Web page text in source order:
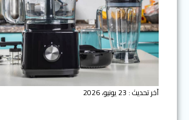
آخر تحديث : 23 يونيو، 2026